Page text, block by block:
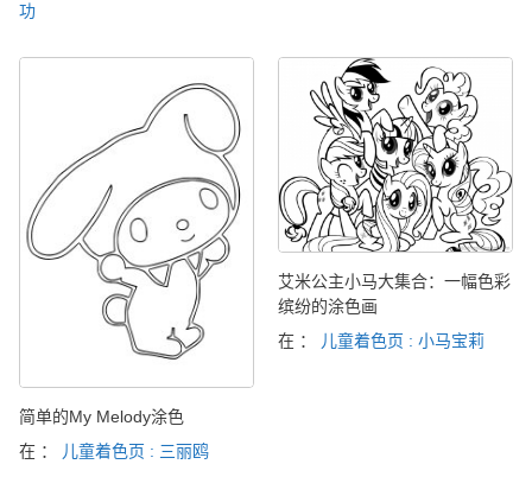
功
简单的My Melody涂色
在 ：
儿童着色页 : 三丽鸥
艾米公主小马大集合：一幅色彩
缤纷的涂色画
在 ：
儿童着色页 : 小马宝莉